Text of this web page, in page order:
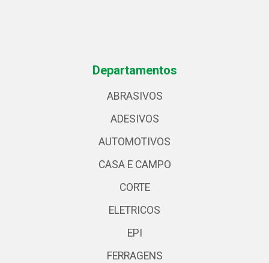
Departamentos
ABRASIVOS
ADESIVOS
AUTOMOTIVOS
CASA E CAMPO
CORTE
ELETRICOS
EPI
FERRAGENS